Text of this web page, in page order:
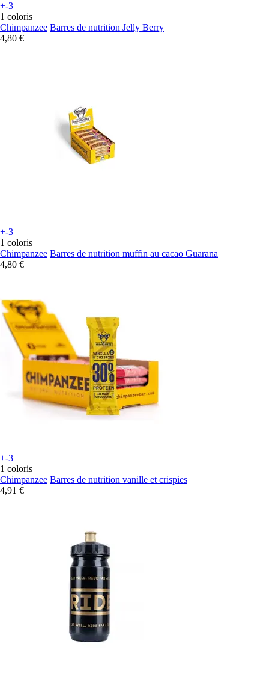
+-3
1 coloris
Chimpanzee Barres de nutrition Jelly Berry
4,80 €
+-3
1 coloris
Chimpanzee Barres de nutrition muffin au cacao Guarana
4,80 €
+-3
1 coloris
Chimpanzee Barres de nutrition vanille et crispies
4,91 €